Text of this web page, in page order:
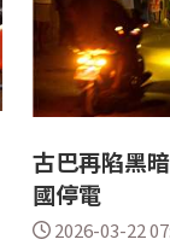
古巴再陷黑
國停電
2026-03-22